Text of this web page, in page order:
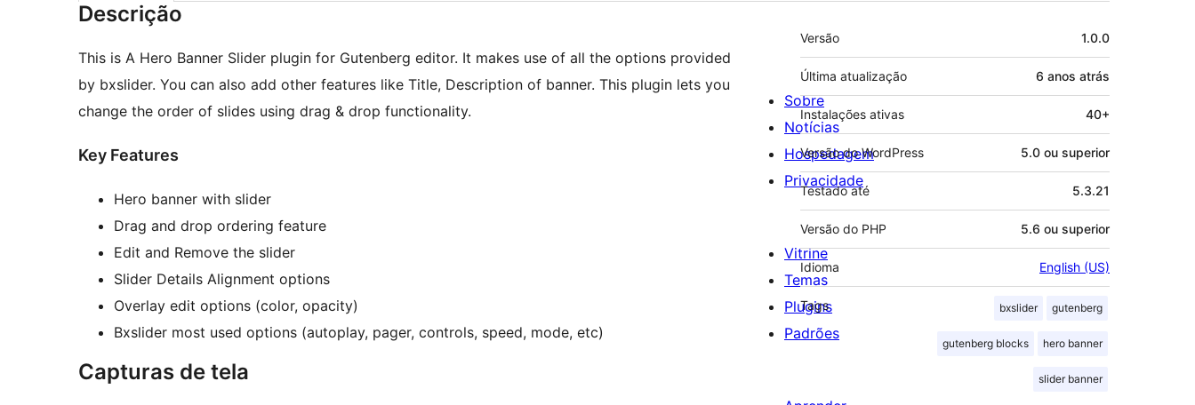
Descrição
This is A Hero Banner Slider plugin for Gutenberg editor. It makes use of all the options provided
by bxslider. You can also add other features like Title, Description of banner. This plugin lets you
change the order of slides using drag & drop functionality.
Key Features
Hero banner with slider
Drag and drop ordering feature
Edit and Remove the slider
Slider Details Alignment options
Overlay edit options (color, opacity)
Bxslider most used options (autoplay, pager, controls, speed, mode, etc)
Capturas de tela
Meta
Versão 1.0.0
Última atualização 6 anos atrás
Instalações ativas 40+
Versão do WordPress 5.0 ou superior
Testado até 5.3.21
Versão do PHP 5.6 ou superior
Idioma English (US)
Tags bxslider gutenberg
gutenberg blocks hero banner
slider banner
Sobre
Notícias
Hospedagem
Privacidade
Vitrine
Temas
Plugins
Padrões